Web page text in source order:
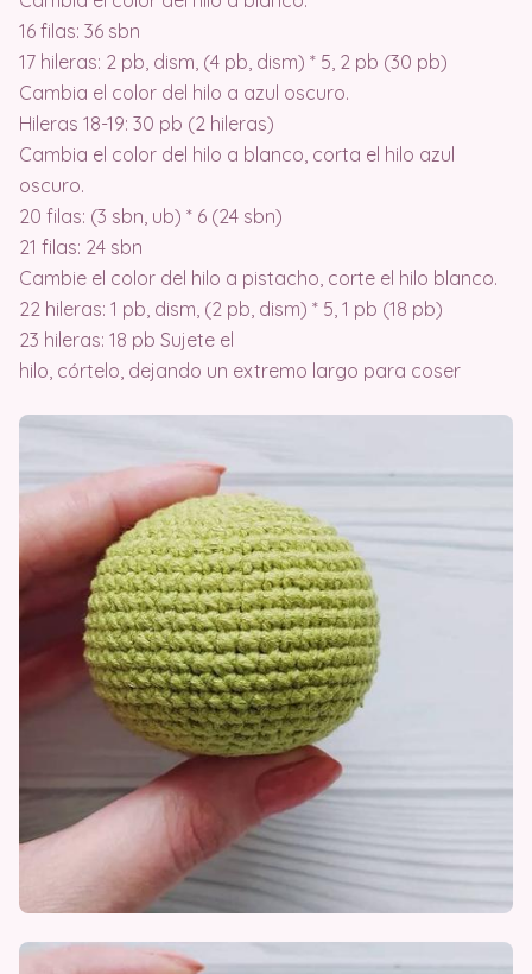
16 filas: 36 sbn
17 hileras: 2 pb, dism, (4 pb, dism) * 5, 2 pb (30 pb)
Cambia el color del hilo a azul oscuro.
Hileras 18-19: 30 pb (2 hileras)
Cambia el color del hilo a blanco, corta el hilo azul
oscuro.
20 filas: (3 sbn, ub) * 6 (24 sbn)
21 filas: 24 sbn
Cambie el color del hilo a pistacho, corte el hilo blanco.
22 hileras: 1 pb, dism, (2 pb, dism) * 5, 1 pb (18 pb)
23 hileras: 18 pb Sujete el
hilo, córtelo, dejando un extremo largo para coser